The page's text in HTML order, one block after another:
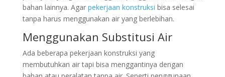
bahan lainnya. Agar pekerjaan konstruksi bisa selesai
tanpa harus menggunakan air yang berlebihan.
Menggunakan Substitusi Air
Ada beberapa pekerjaan konstruksi yang
membutuhkan air tapi bisa menggantinya dengan